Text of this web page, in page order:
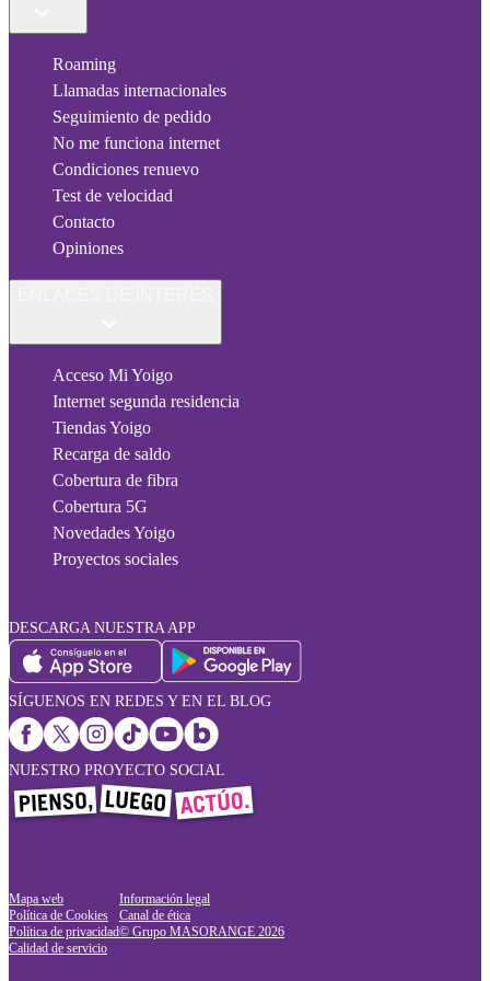
Roaming
Llamadas internacionales
Seguimiento de pedido
No me funciona internet
Condiciones renuevo
Test de velocidad
Contacto
Opiniones
Acceso Mi Yoigo
Internet segunda residencia
Tiendas Yoigo
Recarga de saldo
Cobertura de fibra
Cobertura 5G
Novedades Yoigo
Proyectos sociales
DESCARGA NUESTRA APP
SÍGUENOS EN REDES Y EN EL BLOG
NUESTRO PROYECTO SOCIAL
Mapa web
Política de Cookies
Política de privacidad
Calidad de servicio
Información legal
Canal de ética
© Grupo MASORANGE 2026